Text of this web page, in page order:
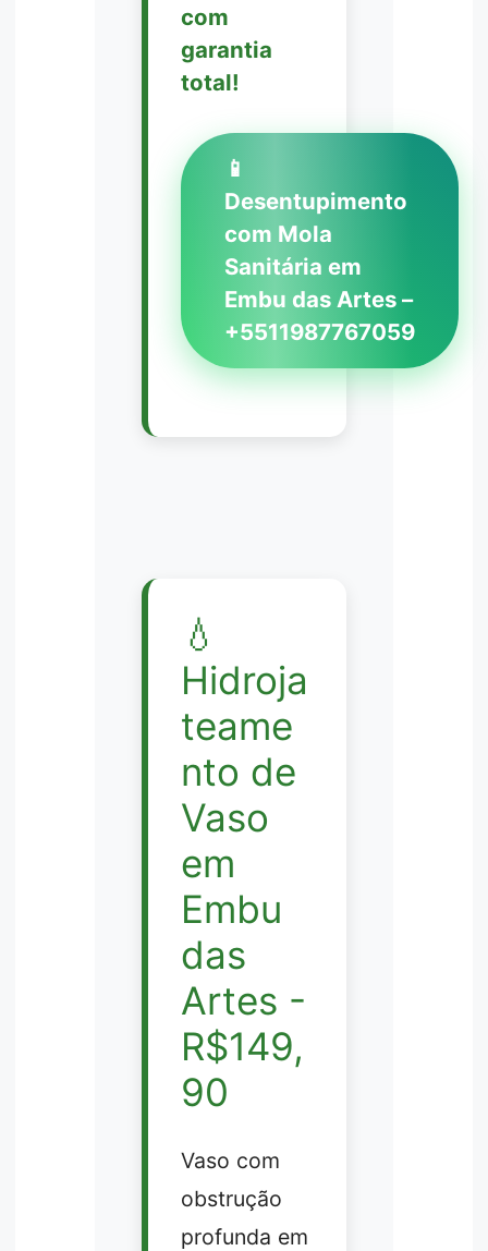
com
garantia
total!
📱
Desentupimento
com Mola
Sanitária em
Embu das Artes –
+5511987767059
💧
Hidroja
teame
nto de
Vaso
em
Embu
das
Artes -
R$149,
90
Vaso com
obstrução
profunda em